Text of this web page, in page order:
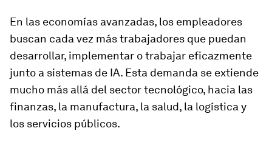
En las economías avanzadas, los empleadores
buscan cada vez más trabajadores que puedan
desarrollar, implementar o trabajar eficazmente
junto a sistemas de IA. Esta demanda se extiende
mucho más allá del sector tecnológico, hacia las
finanzas, la manufactura, la salud, la logística y
los servicios públicos.